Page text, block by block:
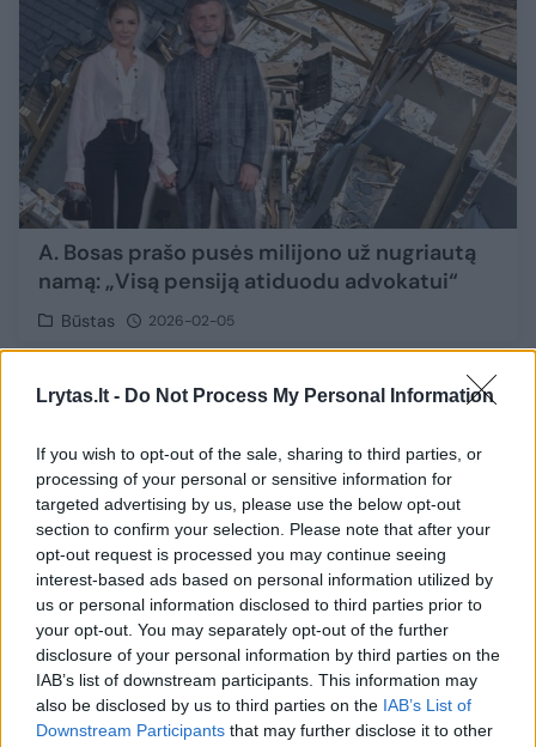
Lrytas.lt - Do Not Process My Personal Information
If you wish to opt-out of the sale, sharing to third parties, or
processing of your personal or sensitive information for
targeted advertising by us, please use the below opt-out
section to confirm your selection. Please note that after your
opt-out request is processed you may continue seeing
interest-based ads based on personal information utilized by
us or personal information disclosed to third parties prior to
your opt-out. You may separately opt-out of the further
disclosure of your personal information by third parties on the
IAB’s list of downstream participants. This information may
also be disclosed by us to third parties on the IAB’s List of
Downstream Participants that may further disclose it to other
A. Bosas prašo pusės milijono už nugriautą
namą: „Visą pensiją atiduodu advokatui“
Būstas 2026-02-05
10
Antanui Bosui stojus prieš savivaldybę –